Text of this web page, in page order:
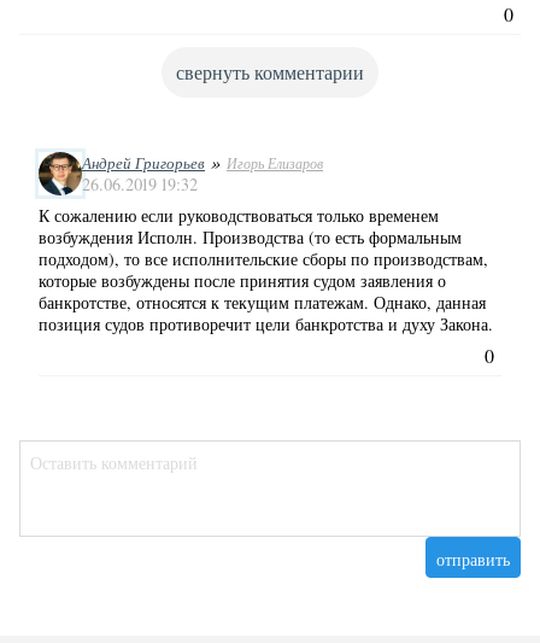
0
свернуть комментарии
Андрей Григорьев » Игорь Елизаров
26.06.2019 19:32
К сожалению если руководствоваться только временем
возбуждения Исполн. Производства (то есть формальным
подходом), то все исполнительские сборы по производствам,
которые возбуждены после принятия судом заявления о
банкротстве, относятся к текущим платежам. Однако, данная
позиция судов противоречит цели банкротства и духу Закона.
0